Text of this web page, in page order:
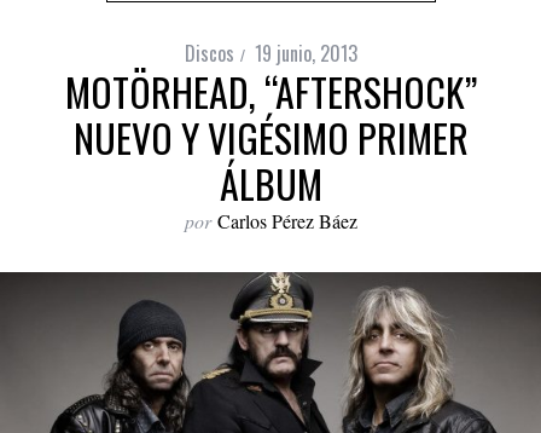
Discos 19 junio, 2013
MOTÖRHEAD, “AFTERSHOCK”
NUEVO Y VIGÉSIMO PRIMER
ÁLBUM
por Carlos Pérez Báez